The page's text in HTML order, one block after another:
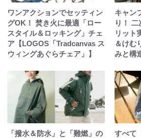
ワンアクションでセッティン
グOK！ 焚き火に最適「ロー
スタイル＆ロッキング」チェ
ア【LOGOS「Tradcanvas ス
ウィングあぐらチェア」】
キャン
り！
リット
＆けむ
みと構
「撥水＆防水」と「難燃」の
すべて